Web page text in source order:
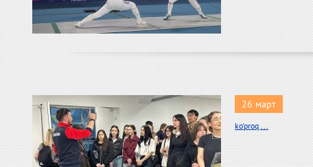
26 март
ko'proq ...